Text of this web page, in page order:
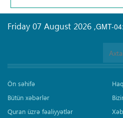
GMT-
Friday 07 August 2026 ,
Ön səhifə
Bütün xəbərlər
Quran üzrə fəaliyyətlər